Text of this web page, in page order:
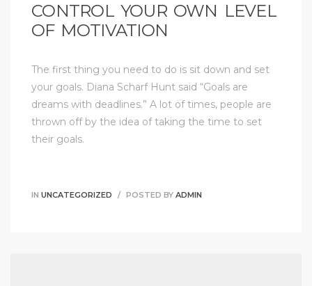
CONTROL YOUR OWN LEVEL
OF MOTIVATION
The first thing you need to do is sit down and set
your goals. Diana Scharf Hunt said “Goals are
dreams with deadlines.” A lot of times, people are
thrown off by the idea of taking the time to set
their goals.
IN UNCATEGORIZED POSTED BY ADMIN